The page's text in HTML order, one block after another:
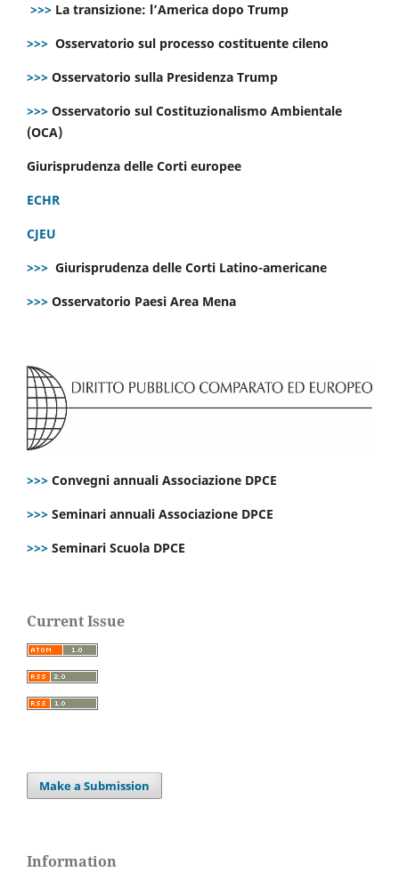
>>> La transizione: l’America dopo Trump
>>> Osservatorio sul processo costituente cileno
>>> Osservatorio sulla Presidenza Trump
>>> Osservatorio sul Costituzionalismo Ambientale
(OCA)
Giurisprudenza delle Corti europee
ECHR
CJEU
>>> Giurisprudenza delle Corti Latino-americane
>>> Osservatorio Paesi Area Mena
>>> Convegni annuali Associazione DPCE
>>> Seminari annuali Associazione DPCE
>>> Seminari Scuola DPCE
Current Issue
Make a Submission
Information